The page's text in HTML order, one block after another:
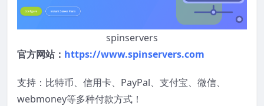
spinservers
官方网站： https://www.spinservers.com
支持：比特币、信用卡、PayPal、支付宝、微信、
webmoney等多种付款方式！